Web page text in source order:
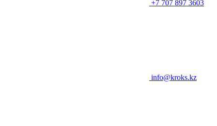
+7 707 897 3603
info@kroks.kz